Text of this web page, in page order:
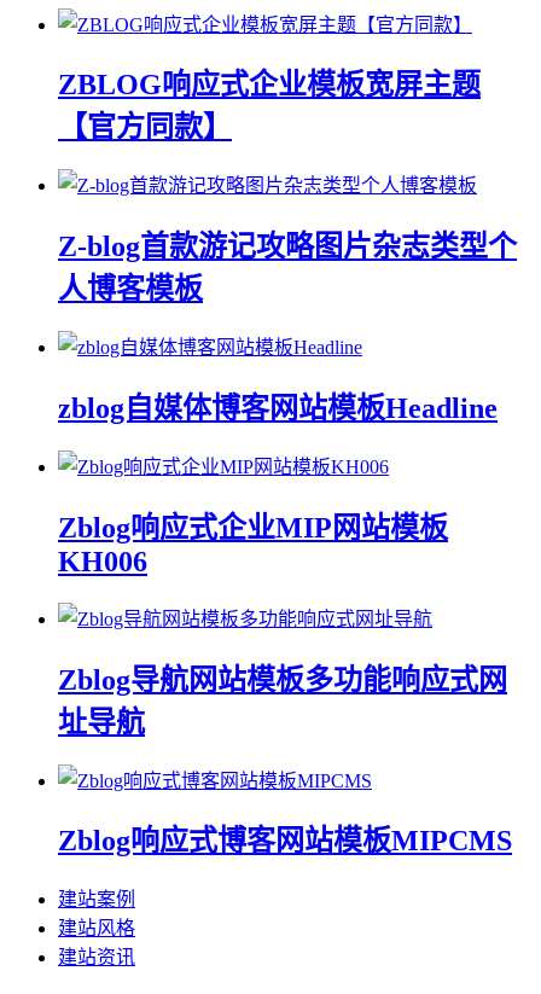
ZBLOG响应式企业模板宽屏主题
【官方同款】
Z-blog首款游记攻略图片杂志类型个
人博客模板
zblog自媒体博客网站模板Headline
Zblog响应式企业MIP网站模板
KH006
Zblog导航网站模板多功能响应式网
址导航
Zblog响应式博客网站模板MIPCMS
建站案例
建站风格
建站资讯